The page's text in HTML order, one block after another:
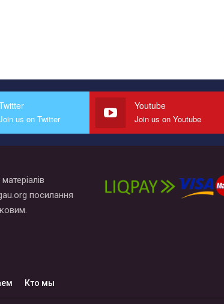
us on Twitter
Youtube
Join us on Youtube
посилання
Кто мы